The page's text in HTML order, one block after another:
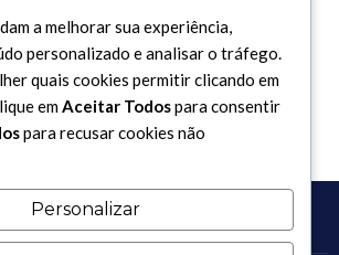
a melhorar sua experiência,
personalizado e analisar o tráfego.
quais cookies permitir clicando em
emAceitar Todospara consentir
para recusar cookies não
Personalizar